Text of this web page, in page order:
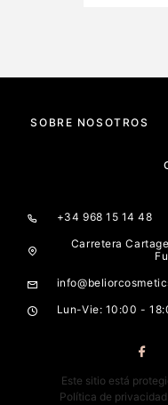
SOBRE NOSOTROS
+34 968 15 14 48
Carretera
Lun-Vie: 10:00 -
Este sitio está
Política de privacidad